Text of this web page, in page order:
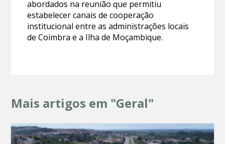
abordados na reunião que permitiu
estabelecer canais de cooperação
institucional entre as administrações locais
de Coimbra e a Ilha de Moçambique.
Mais artigos em "Geral"